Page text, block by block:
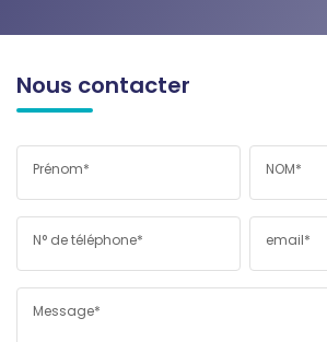
Nous contacter
Prénom* NOM*
N° de téléphone* email*
Message*